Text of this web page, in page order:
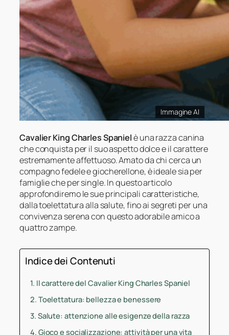
Immagine AI
Cavalier King Charles Spanielè una razza canina
che conquista per il suo aspetto dolce e il carattere
estremamente affettuoso. Amato da chi cerca un
compagno fedele e giocherellone, è ideale sia per
famiglie che per single. In questo articolo
approfondiremo le sue principali caratteristiche,
dalla toelettatura alla salute, fino ai segreti per una
convivenza serena con questo adorabile amico a
quattro zampe.
Indice dei Contenuti
Il carattere del Cavalier King Charles Spaniel
Toelettatura: bellezza e benessere
Salute: attenzione alle esigenze della razza
Gioco e socializzazione: attività per una vita